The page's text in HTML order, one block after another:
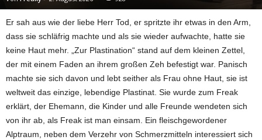
Er sah aus wie der liebe Herr Tod, er spritzte ihr etwas in den Arm,
dass sie schläfrig machte und als sie wieder aufwachte, hatte sie
keine Haut mehr. „Zur Plastination“ stand auf dem kleinen Zettel,
der mit einem Faden an ihrem großen Zeh befestigt war. Panisch
machte sie sich davon und lebt seither als Frau ohne Haut, sie ist
weltweit das einzige, lebendige Plastinat. Sie wurde zum Freak
erklärt, der Ehemann, die Kinder und alle Freunde wendeten sich
von ihr ab, als Freak ist man einsam. Ein fleischgewordener
Alptraum, neben dem Verzehr von Schmerzmitteln interessiert sich